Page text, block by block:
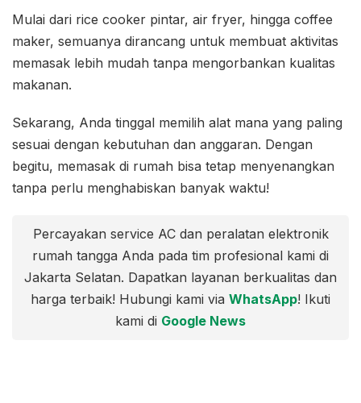
Mulai dari rice cooker pintar, air fryer, hingga coffee
maker, semuanya dirancang untuk membuat aktivitas
memasak lebih mudah tanpa mengorbankan kualitas
makanan.
Sekarang, Anda tinggal memilih alat mana yang paling
sesuai dengan kebutuhan dan anggaran. Dengan
begitu, memasak di rumah bisa tetap menyenangkan
tanpa perlu menghabiskan banyak waktu!
Percayakan service AC dan peralatan elektronik
rumah tangga Anda pada tim profesional kami di
Jakarta Selatan. Dapatkan layanan berkualitas dan
harga terbaik! Hubungi kami via WhatsApp! Ikuti
kami di Google News